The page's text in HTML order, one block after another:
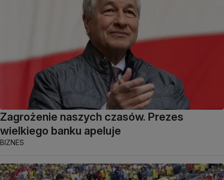
Zagrożenie naszych czasów. Prezes
wielkiego banku apeluje
BIZNES